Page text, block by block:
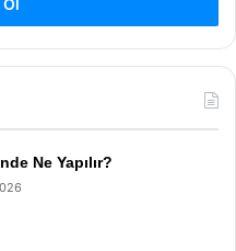
Ol
Ne Yapılır?